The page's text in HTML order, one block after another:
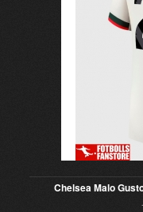
Chelsea Malo